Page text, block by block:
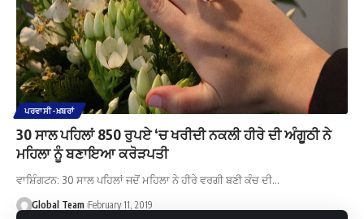
ਪਰਵਾਸੀ-ਖ਼ਬਰਾਂ
30 ਸਾਲ ਪਹਿਲਾਂ 850 ਰੁਪਏ ‘ਚ ਖਰੀਦੀ ਨਕਲੀ ਹੀਰੇ ਦੀ ਅੰਗੂਠੀ ਨੇ
ਮਹਿਲਾ ਨੂੰ ਬਣਾਇਆ ਕਰੋੜਪਤੀ
ਵਾਸ਼ਿੰਗਟਨ: 30 ਸਾਲ ਪਹਿਲਾਂ ਜਦੋਂ ਮਹਿਲਾ ਨੇ ਹੀਰੇ ਵਰਗੀ ਬਣੀ ਕੰਚ ਦੀ…
Global Team February 11, 2019